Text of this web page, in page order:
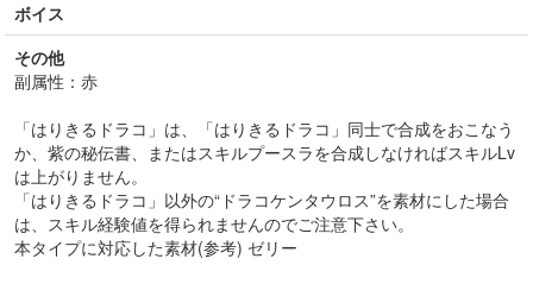
ボイス
その他
副属性：赤
「はりきるドラコ」は、「はりきるドラコ」同士で合成をおこなう
か、紫の秘伝書、またはスキルプースラを合成しなければスキルLv
は上がりません。
「はりきるドラコ」以外の“ドラコケンタウロス”を素材にした場合
は、スキル経験値を得られませんのでご注意下さい。
本タイプに対応した素材(参考) ゼリー